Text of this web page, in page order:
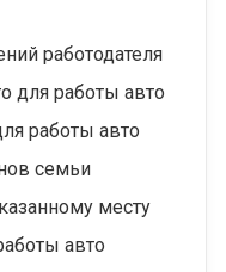
работодателя
для работы авто
работы авто
семьи
месту
авто